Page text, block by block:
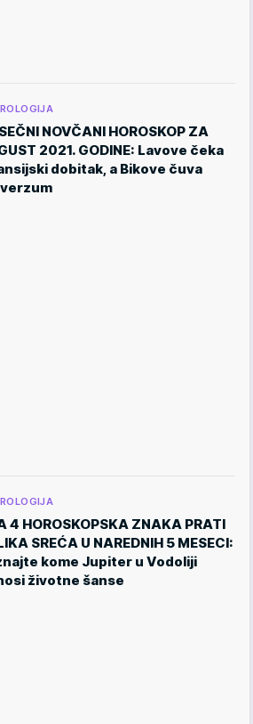
NOVČANI HOROSKOP ZA
2021. GODINE: Lavove čeka
dobitak, a Bikove čuva
4 HOROSKOPSKA ZNAKA PRATI
SREĆA U NAREDNIH 5 MESECI:
kome Jupiter u Vodoliji
životne šanse